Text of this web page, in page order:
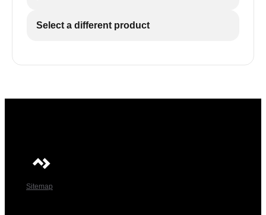
Select a different product
Sitemap